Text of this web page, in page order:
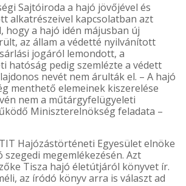
Sajtóiroda a hajó jövőjével és
alkatrészeivel kapcsolatban azt
hogy a hajó idén májusban új
az állam a védetté nyilvánított
jogáról lemondott, a
hatóság pedig szemlézte a védett
nevét nem árulták el. – A hajó
menthető elemeinek kiszerelése
nem a műtárgyfelügyeleti
Miniszterelnökség feladata –
Hajózástörténeti Egyesület elnöke
szegedi megemlékezésén. Azt
Tisza hajó életútjáról könyvet ír.
az íródó könyv arra is választ ad